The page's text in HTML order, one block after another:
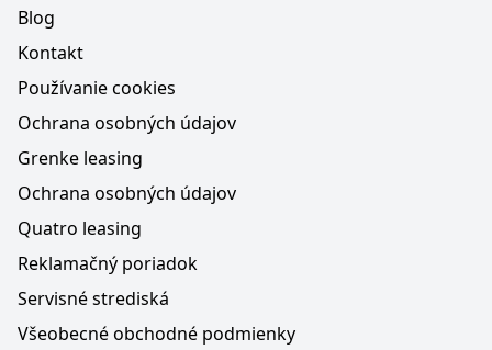
Blog
Kontakt
Používanie cookies
Ochrana osobných údajov
Grenke leasing
Ochrana osobných údajov
Quatro leasing
Reklamačný poriadok
Servisné strediská
Všeobecné obchodné podmienky